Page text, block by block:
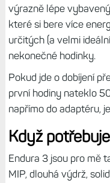
výrazně lépe
které si bere více
určitých (a velmi
nekonečné hodinky.
Pokud jde o dobíjení
první hodiny nateklo
napřímo do adaptéru,
Když
Endura 3 jsou pro mě
MIP, dlouhá výdrž,